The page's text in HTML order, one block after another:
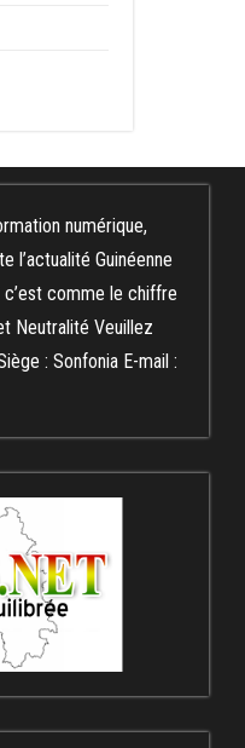
numérique,
l’actualité Guinéenne
comme le chiffre
Neutralité Veuillez
: Sonfonia E-mail :